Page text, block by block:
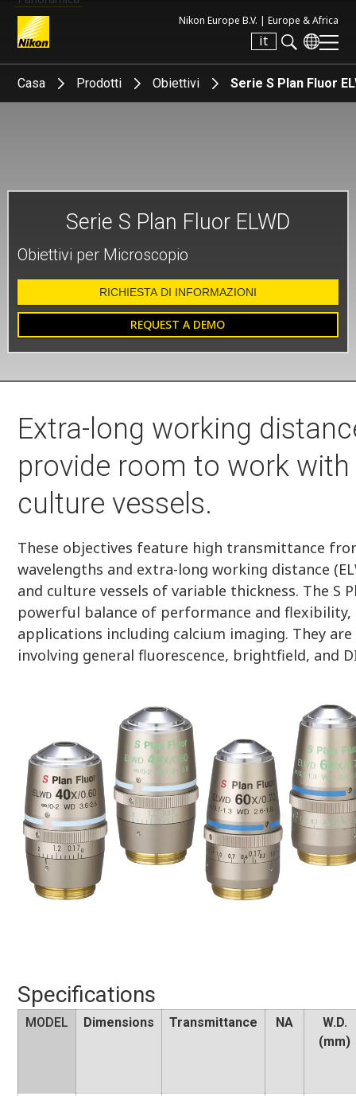
Nikon Europe B.V. | Europe & Africa
it
Search keyword(s)
Casa Prodotti Obiettivi Serie S Plan Fluor
Serie S Plan Fluor ELWD
Obiettivi per Microscopio
RICHIESTA DI INFORMAZIONI
REQUEST A DEMO
Extra-long working
provide room to work
culture vessels.
These objectives feature high transmittance
wavelengths and extra-long working distance
and culture vessels of variable thickness. The S
powerful balance of performance and
applications including calcium imaging. They
involving general fluorescence, brightfield, and
Specifications
MODEL Dimensions Transmittance NA
W.D.
(mm)